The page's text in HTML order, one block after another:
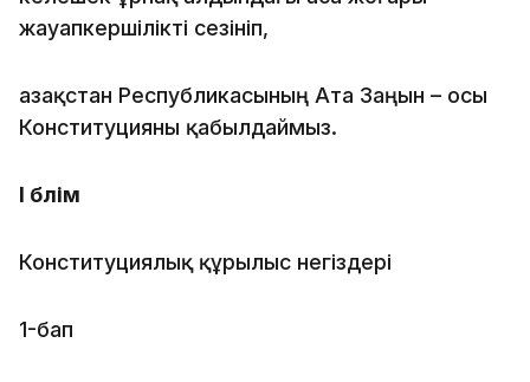
жауапкершілікті сезініп,
Қазақстан Республикасының Ата Заңын – осы
Конституцияны қабылдаймыз.
І бөлім
Конституциялық құрылыс негіздері
1-бап